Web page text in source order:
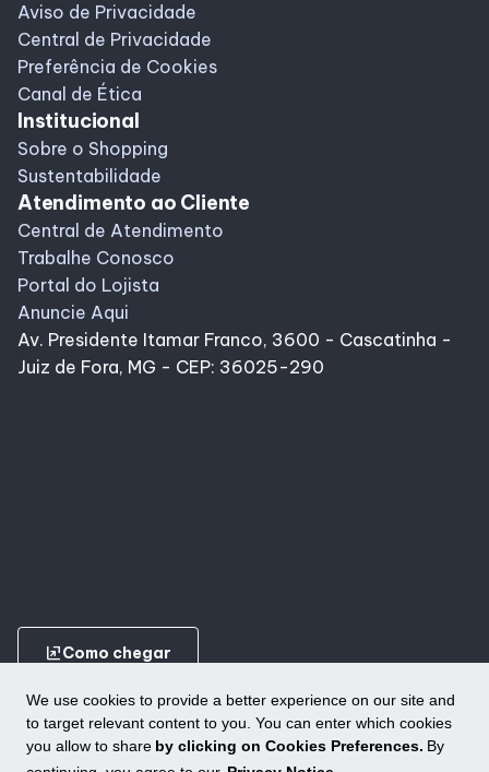
We use cookies to provide a better experience on our site and
to target relevant content to you. You can enter which cookies
you allow to share by clicking on Cookies Preferences. By
Aviso de Privacidade
Central de Privacidade
Preferência de Cookies
Canal de Ética
Institucional
Sobre o Shopping
Sustentabilidade
Atendimento ao Cliente
Central de Atendimento
Trabalhe Conosco
Portal do Lojista
Anuncie Aqui
Av. Presidente Itamar Franco, 3600 - Cascatinha -
Juiz de Fora, MG - CEP: 36025-290
ungroupComo chegar